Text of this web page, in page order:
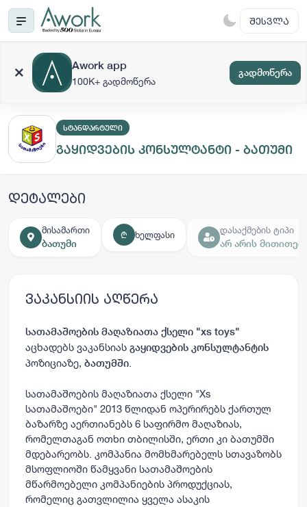
ᲨᲔᲡᲕᲚᲐ
Awork app
100K+ გადმოწერა
გადმოწერა
ᲡᲢᲐᲜᲓᲐᲠᲢᲣᲚᲘ
გაყიდვების კონსულტანტი - ბათუმი
დეტალები
მისამართი
ბათუმი
₾ ხელფასი
დასაქმების ტიპი
არ არის
ვაკანსიის აღწერა
სათამაშოების მაღაზიათა ქსელი "xs toys"
აცხადებს ვაკანსიას გაყიდვების კონსულტანტის
პოზიციაზე, ბათუმში.
სათამაშოების მაღაზიათა ქსელი "Xs
სათამაშოები" 2013 წლიდან ოპერირებს ქართულ
ბაზარზე აერთიანებს 6 საფირმო მაღაზიას,
რომელთაგან ოთხი თბილისში, ერთი კი ბათუმში
მდებარეობს. კომპანია მომხმარებელს სთავაზობს
მსოფლიოში წამყვანი სათამაშოების
მწარმოებელი კომპანიების პროდუქციას,
რომელიც გათვლილია ყველა ასაკის